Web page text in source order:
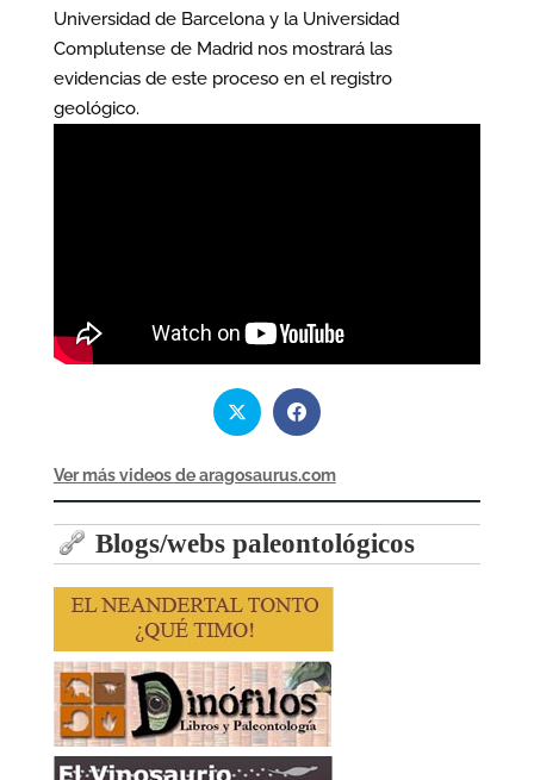
Universidad de Barcelona y la Universidad
Complutense de Madrid nos mostrará las
evidencias de este proceso en el registro
geológico.
Ver más videos de aragosaurus.com
Blogs/webs paleontológicos